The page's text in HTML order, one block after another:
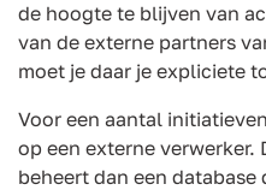
de hoogte te blijven van
van de externe partners
moet je daar je expliciete
Voor een aantal
op een externe verwerker.
beheert dan een database